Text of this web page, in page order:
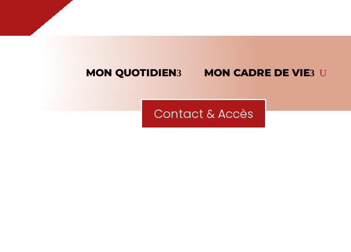
MON QUOTIDIEN MON CADRE DE VIE
Contact & Accès